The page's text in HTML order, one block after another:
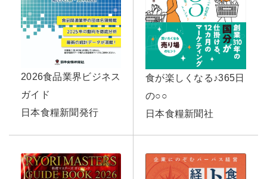
2026食品業界ビジネス
ガイド
日本食糧新聞発行
食が楽しくなる♪365日
の○○
日本食糧新聞社